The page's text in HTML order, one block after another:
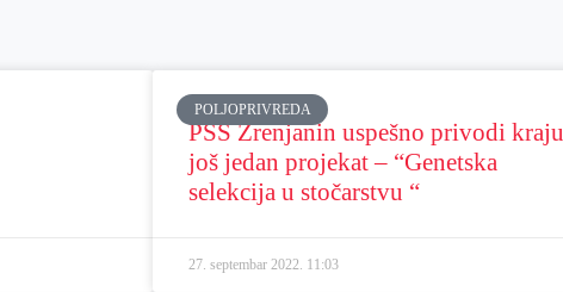
POLJOPRIVREDA
PSS Zrenjanin uspešno privodi kraju
još jedan projekat – “Genetska
selekcija u stočarstvu “
27. septembar 2022. 11:03